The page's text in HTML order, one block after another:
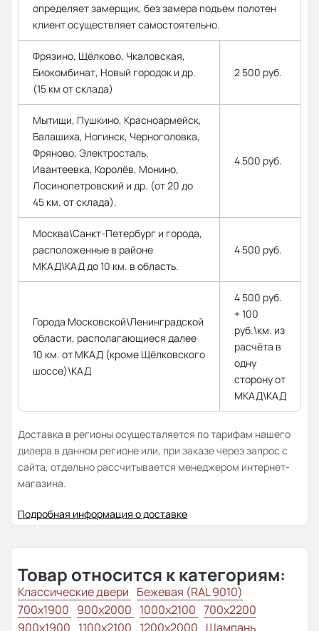
определяет замерщик, без замера подъем полотен
клиент осуществляет самостоятельно.
Фрязино, Щёлково, Чкаловская,
Биокомбинат, Новый городок и др.
(15 км от склада)
2 500 руб.
Мытищи, Пушкино, Красноармейск,
Балашиха, Ногинск, Черноголовка,
Фряново, Электросталь,
Ивантеевка, Королёв, Монино,
Лосинопетровский и др. (от 20 до
45 км. от склада).
4 500 руб.
Москва\Санкт-Петербург и города,
расположенные в районе
МКАД\КАД до 10 км. в область.
4 500 руб.
Города Московской\Ленинградской
области, располагающиеся далее
10 км. от МКАД (кроме Щёлковского
шоссе)\КАД
4 500 руб.
+ 100
руб.\км. из
расчёта в
одну
сторону от
МКАД\КАД
Доставка в регионы осуществляется по тарифам нашего
дилера в данном регионе или, при заказе через запрос с
сайта, отдельно рассчитывается менеджером интернет-
магазина.
Подробная информация о доставке
Товар относится к категориям:
Классические двери Бежевая (RAL 9010)
700x1900 900x2000 1000x2100 700x2200
900x1900 1100x2100 1200x2000 Шампань